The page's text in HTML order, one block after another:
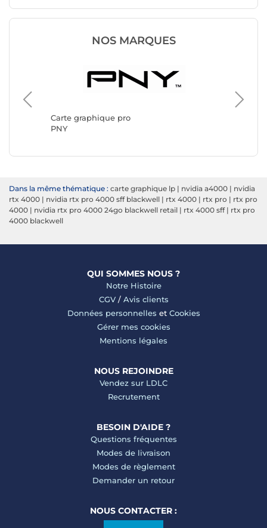
NOS MARQUES
Carte graphique pro
PNY
Carte
AMD
Dans la même thématique : carte graphique lp | nvidia a4000 | nvidia
rtx 4000 | nvidia rtx pro 4000 sff blackwell | rtx 4000 | rtx pro | rtx pro
4000 | nvidia rtx pro 4000 24go blackwell retail | rtx 4000 sff| rtx pro
4000 blackwell
QUI SOMMES NOUS ?
Notre Histoire
CGV/ Avis clients
Données personnelles et Cookies
Gérer mes cookies
Mentions légales
NOUS REJOINDRE
Vendez sur LDLC
Recrutement
BESOIN D'AIDE ?
Questions fréquentes
Modes de livraison
Modes de règlement
Demander un retour
NOUS CONTACTER :